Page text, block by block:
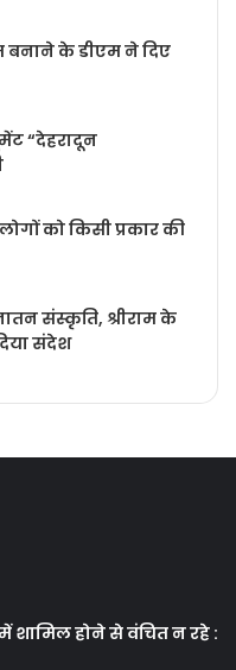
बनाने के डीएम ने दिए
“देहरादून
को किसी प्रकार की
संस्कृति, श्रीराम के
संदेश
शामिल होने से वंचित न रहे :